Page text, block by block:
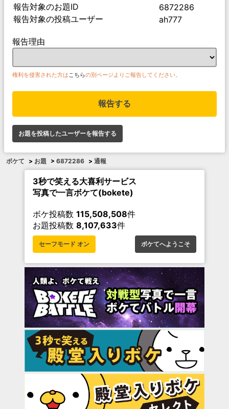
報告対象のお題ID
6872286
報告対象の投稿ユーザー
ah777
報告理由
権利を侵害された方はこちらの別ページよりご報告してください。
報告する
お題を投稿したユーザーを報告する
ボケて > お題 > 6872286 > 通報
3秒で笑える大喜利サービス
写真で一言ボケて(bokete)
ボケ投稿数 115,508,508件
お題投稿数 8,107,633件
セーフモード オン ボケてへようこそ